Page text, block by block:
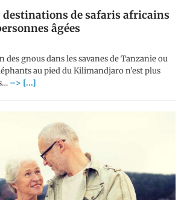
destinations de safaris africains
âgées
des gnous dans les savanes de Tanzanie ou
au pied du Kilimandjaro n’est plus
–> [...]